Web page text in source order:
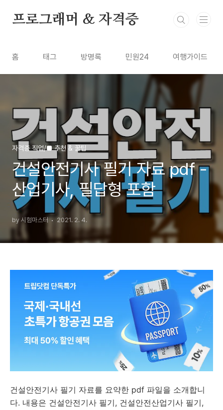
프로그래머 & 자격증
홈 태그 방명록 민원24 여행가이드
자격증 직업/■ 추천 & 꿀팁
건설안전기사 필기 자료 pdf -
산업기사, 필답형 포함
by 시험마스터 2021. 2. 4.
건설안전기사 필기 자료를 요약한 pdf 파일을 소개합니
다. 내용은 건설안전기사 필기, 건설안전산업기사 필기,